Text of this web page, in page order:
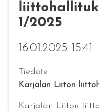
1/2025
16.01.2025 15:41
Tiedote
Karjalan Liiton
Karjalan Liiton